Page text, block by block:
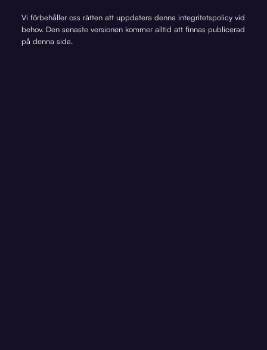
Vi förbehåller oss rätten att uppdatera denna integritetspolicy vid
behov. Den senaste versionen kommer alltid att finnas publicerad
på denna sida.